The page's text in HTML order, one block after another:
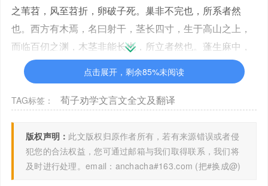
之苇苕，风至苕折，卵破子死。巢非不完也，所系者然
也。西方有木焉，名曰射干，茎长四寸，生于高山之上，
而临百仞之渊，木茎非能长也，所立者然也。蓬生麻中，
不扶而直；白沙在涅，与之俱黑。兰槐之根是为芷，其渐
之滫，君子不近，庶人不服。其质非不美也，所渐者然
也。故君子居必择乡，游必就士，所以防邪辟而近中正
物类之起，必有所始。荣辱之来，必象其德。肉腐出
虫，鱼枯生蠹。怠慢忘身，祸灾乃作。强自取柱，柔自取
束。邪秽在身，怨之所构。施薪若一，火就燥也，平地若
点击展开，剩余85%未阅读
TAG标签： 荀子劝学文言文全文及翻译
版权声明： 此文版权归原作者所有，若有来源错误或者侵
犯您的合法权益，您可通过邮箱与我们取得联系，我们将
及时进行处理。email：anchacha#163.com (把#换成@)